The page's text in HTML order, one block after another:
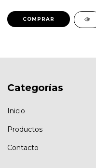
Categorías
Inicio
Productos
Contacto